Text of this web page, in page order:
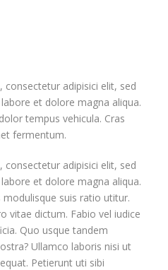
adipisici elit, sed
et dolore magna aliqua.
tempus vehicula. Cras
fermentum.
adipisici elit, sed
et dolore magna aliqua.
suis ratio utitur.
vitae dictum. Fabio vel iudice
Quo usque tandem
Ullamco laboris nisi ut
Petierunt uti sibi